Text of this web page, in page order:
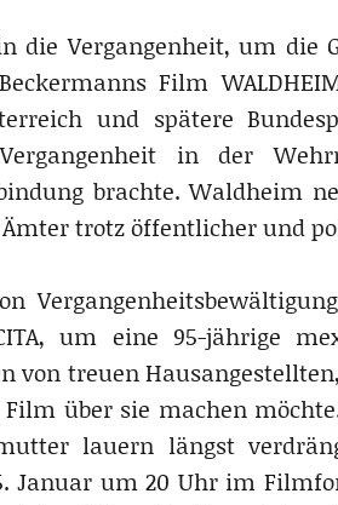
Vergangenheit, um die
Film
und spätere
in der
brachte. Waldheim
trotz öffentlicher und
um eine 95-jährige
von treuen
Film über sie machen
lauern längst
Januar um 20 Uhr im